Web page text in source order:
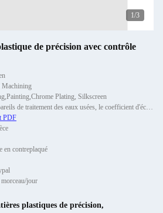
1/3
de précision avec contrôle
Machining
Plating, Silkscreen
Numéro de modèle: Pour les appareils de traitement des eaux usées, le coefficient d'écoulement doit être supérieur ou
PDF
en contreplaqué
jour
plastiques de précision,